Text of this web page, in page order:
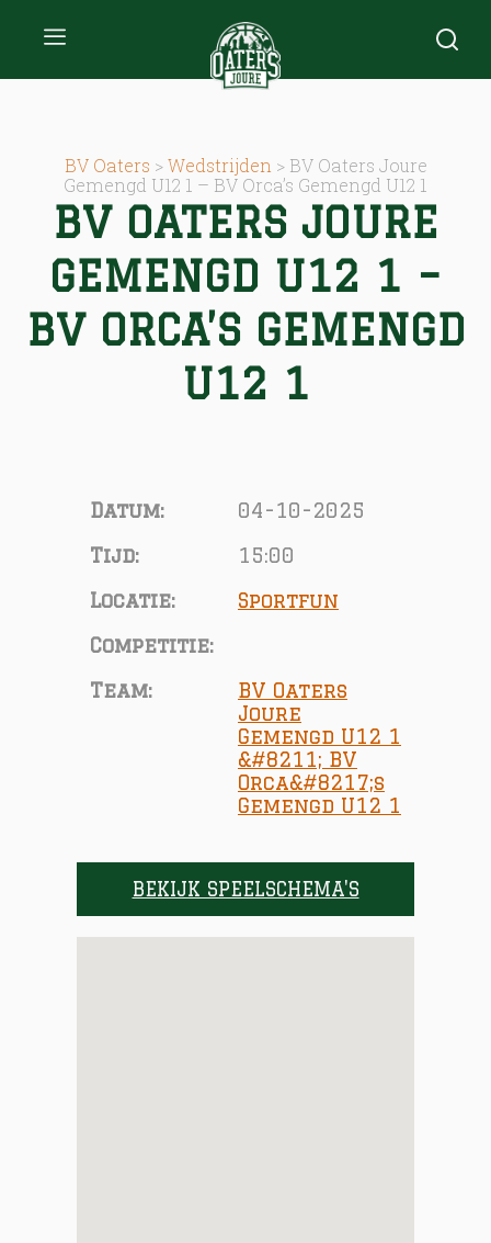
BV Oaters >Wedstrijden > BV Oaters Joure
Gemengd U12 1 – BV Orca’s Gemengd U12 1
BV OATERS JOURE
GEMENGD U12 1 –
BV ORCA’S GEMENGD
U12 1
Datum: 04-10-2025
Tijd: 15:00
Locatie: Sportfun
Competitie:
Team:
BV Oaters
Joure
Gemengd U12 1
&#8211; BV
Orca&#8217;s
Gemengd U12 1
BEKIJK SPEELSCHEMA'S